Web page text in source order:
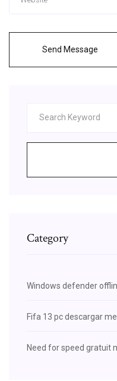
Send Message
Category
Windows defender
Fifa 13 pc descargar
Need for speed gratuit